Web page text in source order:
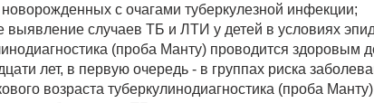
с очагами туберкулезной инфекции;
выявление случаев ТБ и ЛТИ у детей в условиях
(проба Манту) проводится здоровым
лет, в первую очередь - в группах риска
возраста туберкулинодиагностика (проба